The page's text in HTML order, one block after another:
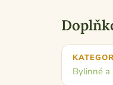
Bylinné a